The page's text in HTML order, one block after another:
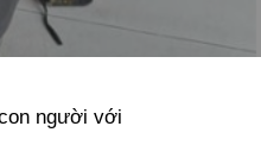
người với